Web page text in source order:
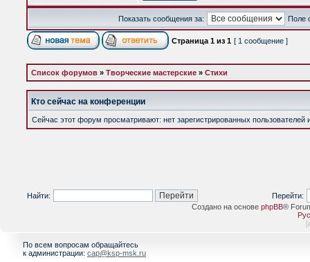
Показать сообщения за: Поле
Страница 1 из 1 [ 1 сообщение ]
Список форумов » Творческие мастерские » Стихи
Кто сейчас на конференции
Сейчас этот форум просматривают: нет зарегистрированных пользователей
Найти:
Перейти:
Создано на основе phpBB®
[
По всем вопросам обращайтесь
к администрации: cap@ksp-msk.ru